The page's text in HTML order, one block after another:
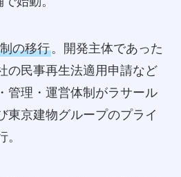
の移行。開発主体であった
の民事再生法適用申請など
管理・運営体制がラサール
東京建物グループのプライ